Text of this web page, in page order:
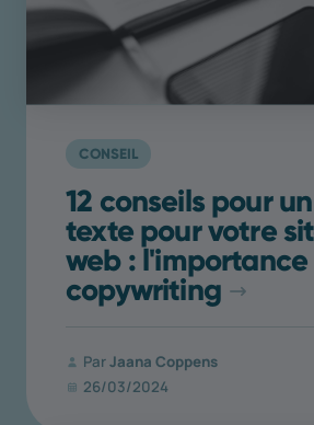
CONSEIL
12 conseils pour
texte pour votre
web : l'importance
copywriting
ParJaana Coppens
26/03/2024